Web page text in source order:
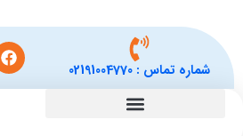
شماره تماس :02191004770